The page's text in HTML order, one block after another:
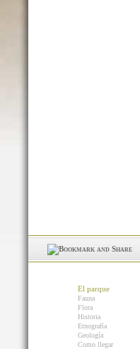
El parque
Fauna
Flora
Historia
Etnografía
Geología
Como llegar